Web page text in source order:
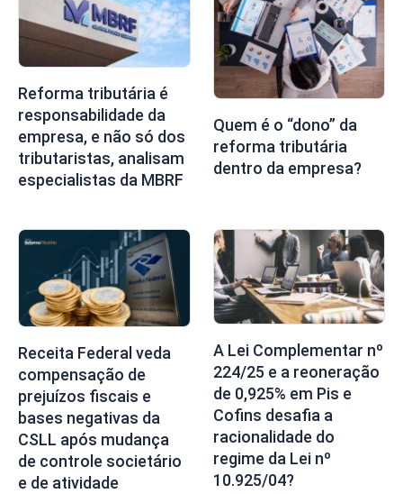
Reforma tributária é
responsabilidade da
empresa, e não só dos
tributaristas, analisam
especialistas da MBRF
Quem é o “dono” da
reforma tributária
dentro da empresa?
Receita Federal veda
compensação de
prejuízos fiscais e
bases negativas da
CSLL após mudança
de controle societário
e de atividade
A Lei Complementar nº
224/25 e a reoneração
de 0,925% em Pis e
Cofins desafia a
racionalidade do
regime da Lei nº
10.925/04?